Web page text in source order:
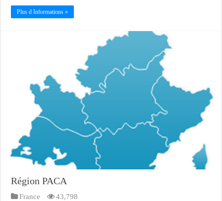
Plus d Informations »
Région PACA
France 43,798